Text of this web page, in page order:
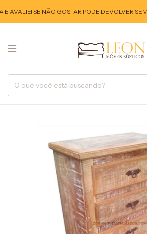
AVALIE! SE NÃO GOSTAR PODE DEVOLVER SEM